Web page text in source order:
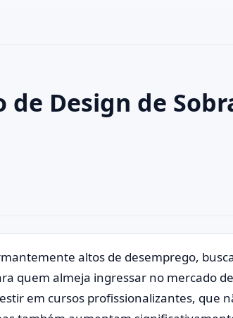
×
Design de
altos de desemprego,
quem almeja ingressar no mercado de
em cursos profissionalizantes, que